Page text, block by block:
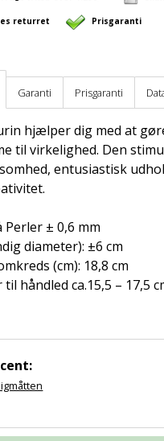
returret Prisgaranti
Garanti Prisgaranti
hjælper dig med at
til virkelighed. Den
entusiastisk
Perler ± 0,6 mm
diameter): ±6 cm
(cm): 18,8 cm
til håndled ca.15,5 – 17,5